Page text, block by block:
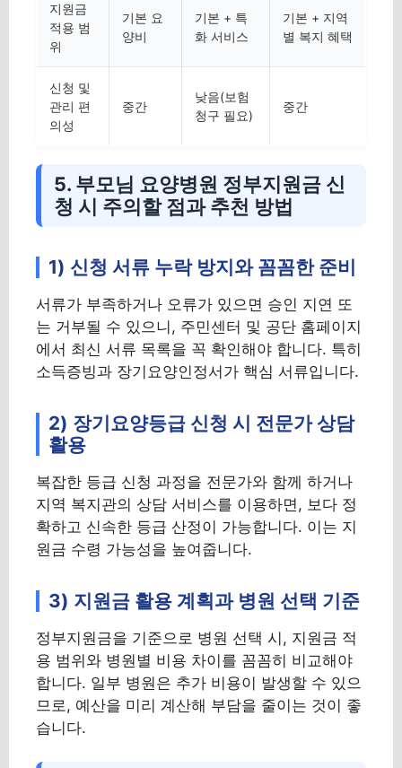
지원금
적용 범
위
기본 요
양비
기본 + 특
화 서비스
기본 + 지역
별 복지 혜택
신청 및
관리 편
의성
중간
낮음(보험
청구 필요)
중간
5. 부모님 요양병원 정부지원금 신
청 시 주의할 점과 추천 방법
1) 신청 서류 누락 방지와 꼼꼼한 준비
서류가 부족하거나 오류가 있으면 승인 지연 또
는 거부될 수 있으니, 주민센터 및 공단 홈페이지
에서 최신 서류 목록을 꼭 확인해야 합니다. 특히
소득증빙과 장기요양인정서가 핵심 서류입니다.
2) 장기요양등급 신청 시 전문가 상담
활용
복잡한 등급 신청 과정을 전문가와 함께 하거나
지역 복지관의 상담 서비스를 이용하면, 보다 정
확하고 신속한 등급 산정이 가능합니다. 이는 지
원금 수령 가능성을 높여줍니다.
3) 지원금 활용 계획과 병원 선택 기준
정부지원금을 기준으로 병원 선택 시, 지원금 적
용 범위와 병원별 비용 차이를 꼼꼼히 비교해야
합니다. 일부 병원은 추가 비용이 발생할 수 있으
므로, 예산을 미리 계산해 부담을 줄이는 것이 좋
습니다.